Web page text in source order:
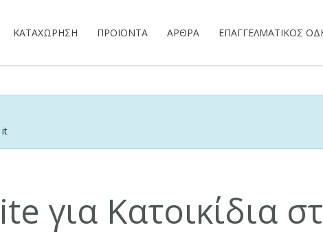
ΚΑΤΑΧΏΡΗΣΗ ΠΡΟΪΌΝΤΑ ΆΡΘΡΑ ΕΠΑΓΓΕΛΜΑΤΙΚΌΣ
it
για Κατοικίδια